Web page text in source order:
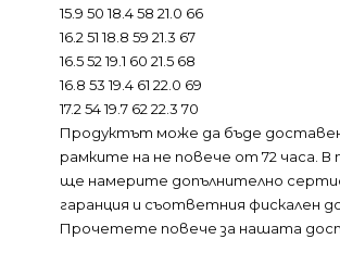
15.9 50 18.4 58 21.0 66
16.2 51 18.8 59 21.3 67
16.5 52 19.1 60 21.5 68
16.8 53 19.4 61 22.0 69
17.2 54 19.7 62 22.3 70
Продуктът може да бъде
рамките на не повече от 72 часа.
ще намерите допълнително
гаранция и съответния фискален
Прочетете повече за нашата